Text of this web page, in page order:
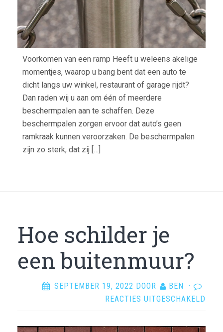
Voorkomen van een ramp Heeft u weleens akelige
momentjes, waarop u bang bent dat een auto te
dicht langs uw winkel, restaurant of garage rijdt?
Dan raden wij u aan om één of meerdere
beschermpalen aan te schaffen. Deze
beschermpalen zorgen ervoor dat auto’s geen
ramkraak kunnen veroorzaken. De beschermpalen
zijn zo sterk, dat zij […]
Hoe schilder je
een buitenmuur?
SEPTEMBER 19, 2022 DOOR BEN
·
REACTIES UITGESCHAKELD